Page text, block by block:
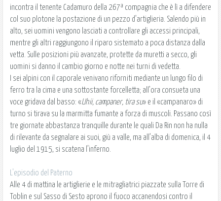
incontra il tenente Cadamuro della 267ª compagnia che è lì a difendere
col suo plotone la postazione di un pezzo d’artiglieria. Salendo più in
alto, sei uomini vengono lasciati a controllare gli accessi principali,
mentre gli altri raggiungono il riparo sistemato a poca distanza dalla
vetta. Sulle posizioni più avanzate, protette da muretti a secco, gli
uomini si danno il cambio giorno e notte nei turni di vedetta.
I sei alpini con il caporale venivano riforniti mediante un lungo filo di
ferro tra la cima e una sottostante forcelletta; all’ora consueta una
voce gridava dal basso: «Uhii, campaner, tira su» e il «campanaro» di
turno si tirava su la marmitta fumante a forza di muscoli. Passano così
tre giornate abbastanza tranquille durante le quali Da Rin non ha nulla
di rilevante da segnalare ai suoi, giù a valle, ma all’alba di domenica, il 4
luglio del 1915, si scatena l’inferno.
L'episodio del Paterno
Alle 4 di mattina le artiglierie e le mitragliatrici piazzate sulla Torre di
Toblin e sul Sasso di Sesto aprono il fuoco accanendosi contro il